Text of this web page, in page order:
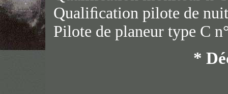
Qualiﬁcation pilote de
Pilote de planeur type C
*